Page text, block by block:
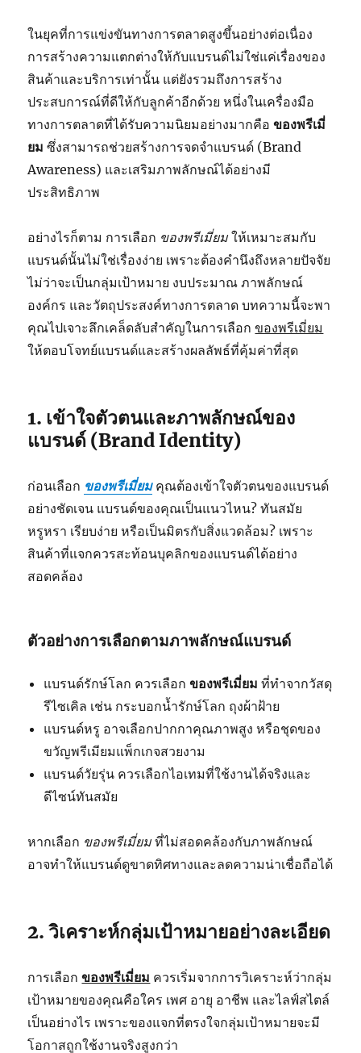
ในยุคที่การแข่งขันทางการตลาดสูงขึ้นอย่างต่อเนื่อง
การสร้างความแตกต่างให้กับแบรนด์ไม่ใช่แค่เรื่องของ
สินค้าและบริการเท่านั้น แต่ยังรวมถึงการสร้าง
ประสบการณ์ที่ดีให้กับลูกค้าอีกด้วย หนึ่งในเครื่องมือ
ทางการตลาดที่ได้รับความนิยมอย่างมากคือของพรีเมี่
ยม ซึ่งสามารถช่วยสร้างการจดจำแบรนด์ (Brand
Awareness) และเสริมภาพลักษณ์ได้อย่างมี
ประสิทธิภาพ
อย่างไรก็ตาม การเลือก ของพรีเมี่ยมให้เหมาะสมกับ
แบรนด์นั้นไม่ใช่เรื่องง่าย เพราะต้องคำนึงถึงหลายปัจจัย
ไม่ว่าจะเป็นกลุ่มเป้าหมาย งบประมาณ ภาพลักษณ์
องค์กร และวัตถุประสงค์ทางการตลาด บทความนี้จะพา
คุณไปเจาะลึกเคล็ดลับสำคัญในการเลือกของพรีเมี่ยม
ให้ตอบโจทย์แบรนด์และสร้างผลลัพธ์ที่คุ้มค่าที่สุด
1. เข้าใจตัวตนและภาพลักษณ์ของ
แบรนด์ (Brand Identity)
ก่อนเลือก ของพรีเมี่ยมคุณต้องเข้าใจตัวตนของแบรนด์
อย่างชัดเจน แบรนด์ของคุณเป็นแนวไหน? ทันสมัย
หรูหรา เรียบง่าย หรือเป็นมิตรกับสิ่งแวดล้อม? เพราะ
สินค้าที่แจกควรสะท้อนบุคลิกของแบรนด์ได้อย่าง
สอดคล้อง
ตัวอย่างการเลือกตามภาพลักษณ์แบรนด์
แบรนด์รักษ์โลก ควรเลือกของพรีเมี่ยม ที่ทำจากวัสดุ
รีไซเคิล เช่น กระบอกน้ำรักษ์โลก ถุงผ้าฝ้าย
แบรนด์หรู อาจเลือกปากกาคุณภาพสูง หรือชุดของ
ขวัญพรีเมียมแพ็กเกจสวยงาม
แบรนด์วัยรุ่น ควรเลือกไอเทมที่ใช้งานได้จริงและ
ดีไซน์ทันสมัย
หากเลือก ของพรีเมี่ยมที่ไม่สอดคล้องกับภาพลักษณ์
อาจทำให้แบรนด์ดูขาดทิศทางและลดความน่าเชื่อถือได้
2. วิเคราะห์กลุ่มเป้าหมายอย่างละเอียด
การเลือกของพรีเมี่ยม ควรเริ่มจากการวิเคราะห์ว่ากลุ่ม
เป้าหมายของคุณคือใคร เพศ อายุ อาชีพ และไลฟ์สไตล์
เป็นอย่างไร เพราะของแจกที่ตรงใจกลุ่มเป้าหมายจะมี
โอกาสถูกใช้งานจริงสูงกว่า